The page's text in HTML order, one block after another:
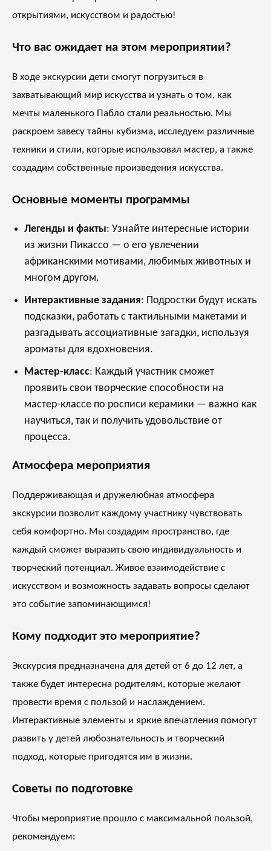
открытиями, искусством и радостью!
Что вас ожидает на этом мероприятии?
В ходе экскурсии дети смогут погрузиться в
захватывающий мир искусства и узнать о том, как
мечты маленького Пабло стали реальностью. Мы
раскроем завесу тайны кубизма, исследуем различные
техники и стили, которые использовал мастер, а также
создадим собственные произведения искусства.
Основные моменты программы
Легенды и факты: Узнайте интересные истории
из жизни Пикассо — о его увлечении
африканскими мотивами, любимых животных и
многом другом.
Интерактивные задания: Подростки будут искать
подсказки, работать с тактильными макетами и
разгадывать ассоциативные загадки, используя
ароматы для вдохновения.
Мастер-класс: Каждый участник сможет
проявить свои творческие способности на
мастер-классе по росписи керамики — важно как
научиться, так и получить удовольствие от
процесса.
Атмосфера мероприятия
Поддерживающая и дружелюбная атмосфера
экскурсии позволит каждому участнику чувствовать
себя комфортно. Мы создадим пространство, где
каждый сможет выразить свою индивидуальность и
творческий потенциал. Живое взаимодействие с
искусством и возможность задавать вопросы сделают
это событие запоминающимся!
Кому подходит это мероприятие?
Экскурсия предназначена для детей от 6 до 12 лет, а
также будет интересна родителям, которые желают
провести время с пользой и наслаждением.
Интерактивные элементы и яркие впечатления помогут
развить у детей любознательность и творческий
подход, которые пригодятся им в жизни.
Советы по подготовке
Чтобы мероприятие прошло с максимальной пользой,
рекомендуем: